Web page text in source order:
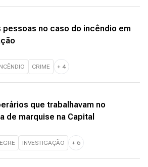
pessoas no caso do incêndio em
CRIME + 4
que trabalhavam no
de marquise na Capital
INVESTIGAÇÃO + 6